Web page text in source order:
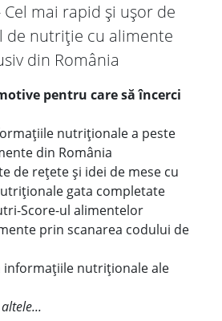
Cel mai rapid și ușor de
de nutriție cu alimente
din România
pentru care să încerci
nutriționale a peste
din România
de rețete și idei de mese cu
gata completate
Score-ul alimentelor
prin scanarea codului de
informațiile nutriționale ale